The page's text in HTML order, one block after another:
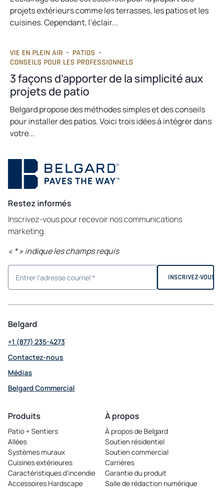
projets extérieurs comme les terrasses, les patios et les
cuisines. Cependant, l’éclair...
VIE EN PLEIN AIR – PATIOS –
CONSEILS POUR LES PROFESSIONNELS
3 façons d’apporter de la simplicité aux
projets de patio
Belgard propose des méthodes simples et des conseils
pour installer des patios. Voici trois idées à intégrer dans
votre...
Restez informés
Inscrivez-vous pour recevoir nos communications
marketing.
« *» indique les champs requis
Belgard
+1 (877) 235-4273
Contactez-nous
Médias
Belgard Commercial
in
a
new
tab
Produits
Patio + Sentiers
Allées
Systèmes muraux
Cuisines extérieures
Caractéristiques d’incendie
Accessoires Hardscape
À propos
À propos de Belgard
Soutien résidentiel
Soutien commercial
Carrières
opens
in
a
Garantie du produit
Salle de rédaction numérique